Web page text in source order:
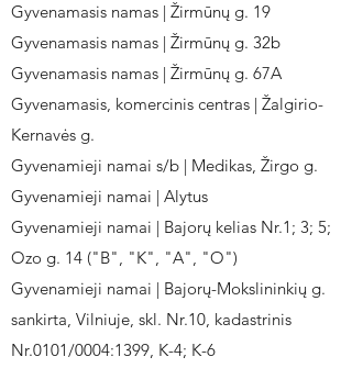
Gyvenamasis namas | Žirmūnų g. 19
Gyvenamasis namas | Žirmūnų g. 32b
Gyvenamasis namas | Žirmūnų g. 67A
Gyvenamasis, komercinis centras | Žalgirio-
Kernavės g.
Gyvenamieji namai s/b | Medikas, Žirgo g.
Gyvenamieji namai | Alytus
Gyvenamieji namai | Bajorų kelias Nr.1; 3; 5;
Ozo g. 14 ("B", "K", "A", "O")
Gyvenamieji namai | Bajorų-Mokslininkių g.
sankirta, Vilniuje, skl. Nr.10, kadastrinis
Nr.0101/0004:1399, K-4; K-6